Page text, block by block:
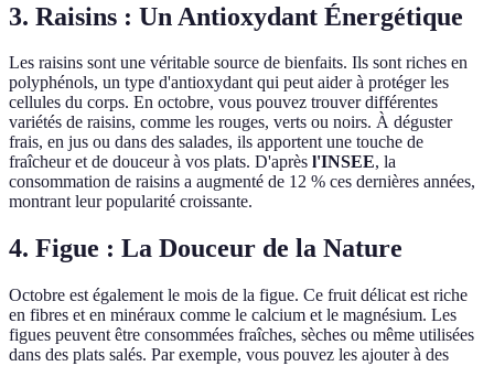
3. Raisins : Un Antioxydant Énergétique
Les raisins sont une véritable source de bienfaits. Ils sont riches en
polyphénols, un type d'antioxydant qui peut aider à protéger les
cellules du corps. En octobre, vous pouvez trouver différentes
variétés de raisins, comme les rouges, verts ou noirs. À déguster
frais, en jus ou dans des salades, ils apportent une touche de
fraîcheur et de douceur à vos plats. D'après l'INSEE, la
consommation de raisins a augmenté de 12 % ces dernières années,
montrant leur popularité croissante.
4. Figue : La Douceur de la Nature
Octobre est également le mois de la figue. Ce fruit délicat est riche
en fibres et en minéraux comme le calcium et le magnésium. Les
figues peuvent être consommées fraîches, sèches ou même utilisées
dans des plats salés. Par exemple, vous pouvez les ajouter à des